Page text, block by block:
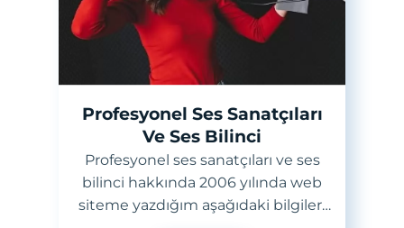
Profesyonel Ses Sanatçıları
Ve Ses Bilinci
Profesyonel ses sanatçıları ve ses
bilinci hakkında 2006 yılında web
siteme yazdığım aşağıdaki bilgileri